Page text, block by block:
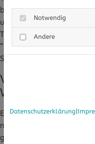
bei einigen
ungeeignet. Morgens
Tageslichtlampe für den
“Lichtduschen” mit einer
Stimmung nach und
Vitamin D und
Winter fit
Ein weiterer Stoff, der
mangelt, ist Vitamin D.
gebildet, wenn die Haut
Notwendig
Andere
Datenschutzerklärung